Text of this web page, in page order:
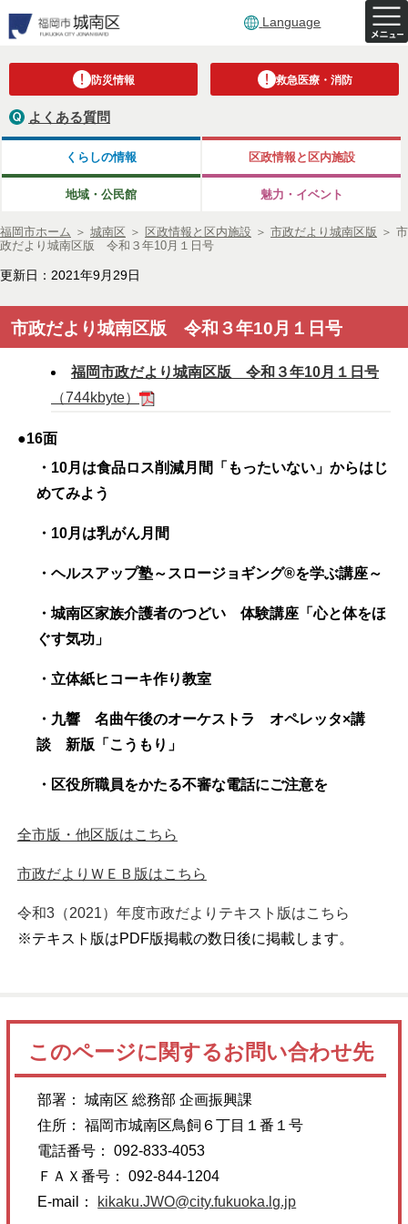
Language
防災情報 救急医療・消防
よくある質問
くらしの情報 区政情報と区内施設
地域・公民館 魅力・イベント
福岡市ホーム ＞ 城南区 ＞ 区政情報と区内施設 ＞ 市政だより城南区版 ＞ 市
政だより城南区版 令和３年10月１日号
更新日：2021年9月29日
市政だより城南区版 令和３年10月１日号
福岡市政だより城南区版 令和３年10月１日号
（744kbyte）
●16面
・10月は食品ロス削減月間「もったいない」からはじ
めてみよう
・10月は乳がん月間
・ヘルスアップ塾～スロージョギング®を学ぶ講座～
・城南区家族介護者のつどい 体験講座「心と体をほ
ぐす気功」
・立体紙ヒコーキ作り教室
・九響 名曲午後のオーケストラ オペレッタ×講
談 新版「こうもり」
・区役所職員をかたる不審な電話にご注意を
全市版・他区版はこちら
市政だよりＷＥＢ版はこちら
令和3（2021）年度市政だよりテキスト版はこちら
※テキスト版はPDF版掲載の数日後に掲載します。
このページに関するお問い合わせ先
部署： 城南区 総務部 企画振興課
住所： 福岡市城南区鳥飼６丁目１番１号
電話番号： 092-833-4053
ＦＡＸ番号： 092-844-1204
E-mail：
kikaku.JWO@city.fukuoka.lg.jp